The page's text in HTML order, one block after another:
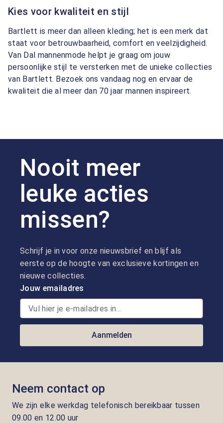
Kies voor kwaliteit en stijl
Bartlett is meer dan alleen kleding; het is een merk dat
staat voor betrouwbaarheid, comfort en veelzijdigheid.
Van Dal mannenmode helpt je graag om jouw
persoonlijke stijl te versterken met de unieke collecties
van Bartlett. Bezoek ons vandaag nog en ervaar de
kwaliteit die al meer dan 70 jaar mannen inspireert.
Nooit meer
leuke acties
missen?
Schrijf je in voor onze nieuwsbrief en blijf als
eerste op de hoogte van exclusieve kortingen en
nieuwe collecties.
Jouw emailadres
Aanmelden
Neem contact op
We zijn elke werkdag telefonisch bereikbaar tussen
09.00 en 12.00 uur